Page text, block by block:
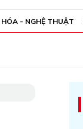
- NGHỆ THUẬT